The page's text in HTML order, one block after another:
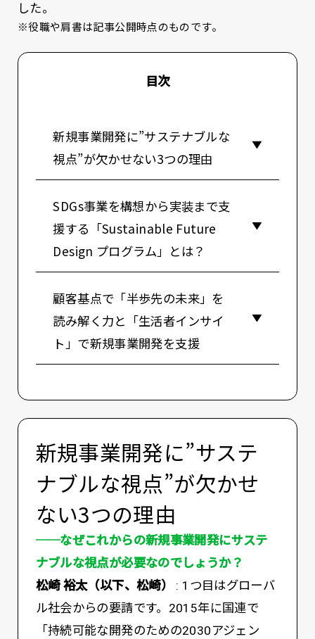
した。
※役職や肩書は記事公開時点のものです。
目次
新規事業開発に”サステナブルな
視点”が欠かせない3つの理由
SDGs事業を構想から実装まで支
援する「Sustainable Future
Design プログラム」とは？
顧客基点で「半歩先の未来」を
読み解く力と「生活者インサイ
ト」で新規事業開発を支援
新規事業開発に”サステ
ナブルな視点”が欠かせ
ない3つの理由
──なぜこれからの新規事業開発にサステ
ナブルな視点が必要なのでしょうか？
松崎 裕太（以下、松崎） : 1つ目はグローバ
ル社会からの要請です。2015年に国連で
「持続可能な開発のための2030アジェン